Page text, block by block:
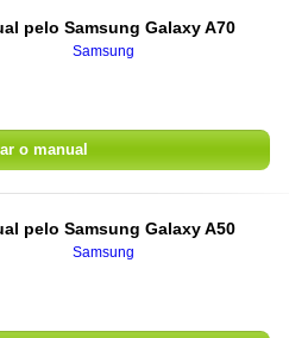
pelo Samsung Galaxy A70
Samsung
o manual
pelo Samsung Galaxy A50
Samsung